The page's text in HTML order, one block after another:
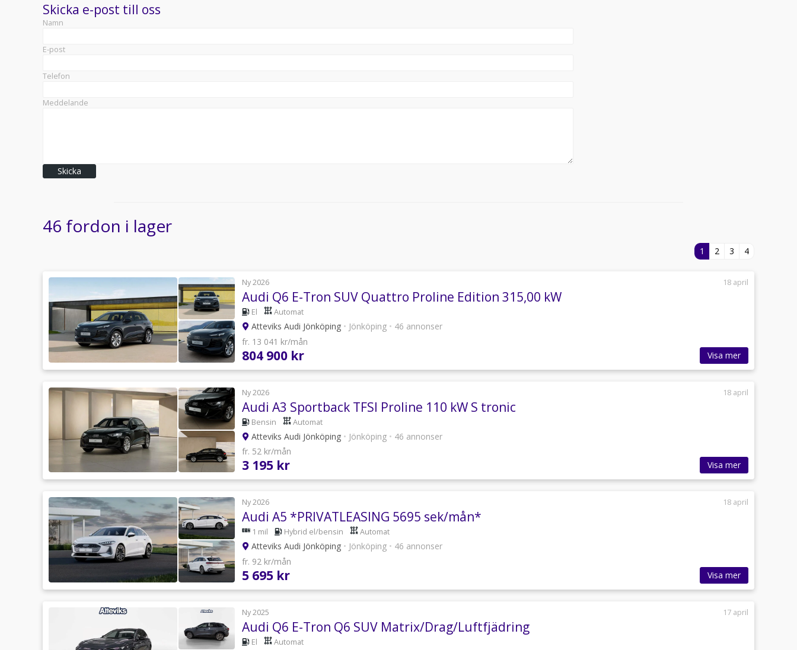
Skicka e-post till oss
Namn
E-post
Telefon
Meddelande
Skicka
46 fordon i lager
1 2 3 4
Ny 2026 18 april
Audi Q6 E-Tron SUV Quattro Proline Edition 315,00 kW
El Automat
Atteviks Audi Jönköping • Jönköping • 46 annonser
fr. 13 041 kr/mån
804 900 kr Visa mer
Ny 2026 18 april
Audi A3 Sportback TFSI Proline 110 kW S tronic
Bensin Automat
Atteviks Audi Jönköping • Jönköping • 46 annonser
fr. 52 kr/mån
3 195 kr Visa mer
Ny 2026 18 april
Audi A5 *PRIVATLEASING 5695 sek/mån*
1 mil Hybrid el/bensin Automat
Atteviks Audi Jönköping • Jönköping • 46 annonser
fr. 92 kr/mån
5 695 kr Visa mer
Ny 2025 17 april
Audi Q6 E-Tron Q6 SUV Matrix/Drag/Luftfjädring
El Automat